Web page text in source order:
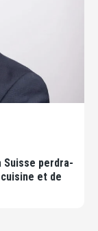
perdra-
et de